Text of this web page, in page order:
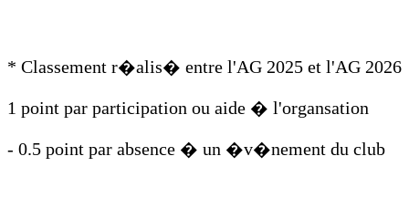
* Classement r�alis� entre l'AG 2025 et l'AG 2026
1 point par participation ou aide � l'organsation
- 0.5 point par absence � un �v�nement du club